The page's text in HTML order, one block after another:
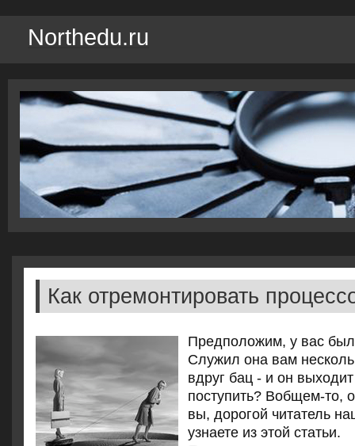
Northedu.ru
Как отремонтировать
Предположим, у вас
Служил она вам
вдруг бац - и он
поступить? Вобщем-то,
вы, дорогой читатель
узнаете из этой статьи.